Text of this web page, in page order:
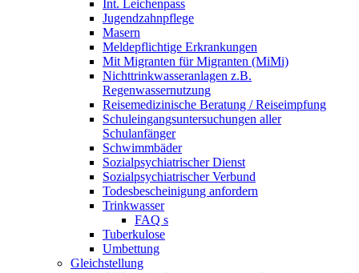
Int. Leichenpass
Jugendzahnpflege
Masern
Meldepflichtige Erkrankungen
Mit Migranten für Migranten (MiMi)
Nichttrinkwasseranlagen z.B.
Regenwassernutzung
Reisemedizinische Beratung / Reiseimpfung
Schuleingangsuntersuchungen aller
Schulanfänger
Schwimmbäder
Sozialpsychiatrischer Dienst
Sozialpsychiatrischer Verbund
Todesbescheinigung anfordern
Trinkwasser
FAQ s
Tuberkulose
Umbettung
Gleichstellung